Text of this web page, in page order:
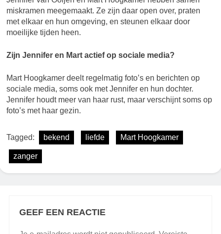
miskramen meegemaakt. Ze zijn daar open over, praten
met elkaar en hun omgeving, en steunen elkaar door
moeilijke tijden heen.
Zijn Jennifer en Mart actief op sociale media?
Mart Hoogkamer deelt regelmatig foto’s en berichten op
sociale media, soms ook met Jennifer en hun dochter.
Jennifer houdt meer van haar rust, maar verschijnt soms op
foto’s met haar gezin.
Tagged: bekend liefde Mart Hoogkamer
zanger
GEEF EEN REACTIE